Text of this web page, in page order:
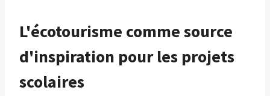
L'écotourisme comme source
d'inspiration pour les projets
scolaires